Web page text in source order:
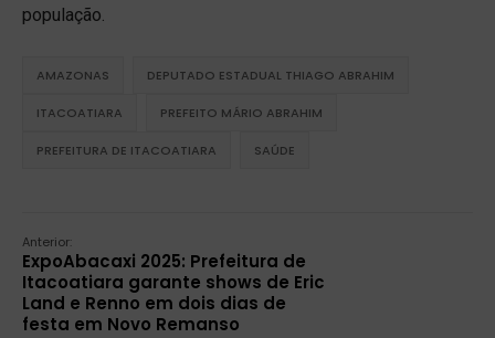
população.
AMAZONAS DEPUTADO ESTADUAL THIAGO ABRAHIM
ITACOATIARA PREFEITO MÁRIO ABRAHIM
PREFEITURA DE ITACOATIARA SAÚDE
Anterior:
ExpoAbacaxi 2025: Prefeitura de
Itacoatiara garante shows de Eric
Land e Renno em dois dias de
festa em Novo Remanso